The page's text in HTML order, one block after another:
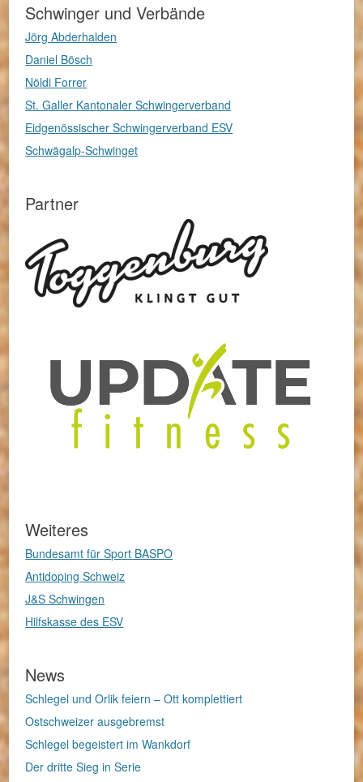
Schwinger und Verbände
Jörg Abderhalden
Daniel Bösch
Nöldi Forrer
St. Galler Kantonaler Schwingerverband
Eidgenössischer Schwingerverband ESV
Schwägalp-Schwinget
Partner
Weiteres
Bundesamt für Sport BASPO
Antidoping Schweiz
J&S Schwingen
Hilfskasse des ESV
News
Schlegel und Orlik feiern – Ott komplettiert
Ostschweizer ausgebremst
Schlegel begeistert im Wankdorf
Der dritte Sieg in Serie